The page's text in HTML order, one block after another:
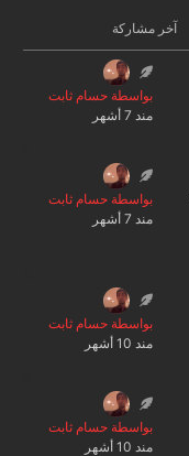
آخر مشاركة
بواسطة حسام ثابت
مند 7 أشهر
بواسطة حسام ثابت
مند 7 أشهر
بواسطة حسام ثابت
مند 10 أشهر
بواسطة حسام ثابت
مند 10 أشهر